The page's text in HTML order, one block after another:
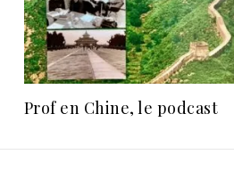
Prof en Chine, le podcast